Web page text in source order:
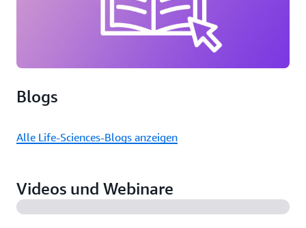
Blogs
Alle Life-Sciences-Blogs anzeigen
Videos und Webinare